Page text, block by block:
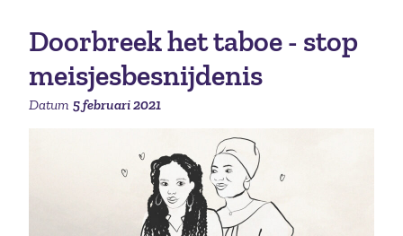
Doorbreek het taboe - stop
meisjesbesnijdenis
Datum 5 februari 2021